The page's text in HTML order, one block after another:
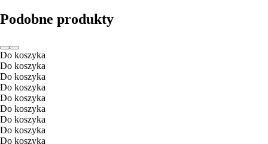
Podobne produkty
Do koszyka
Do koszyka
Do koszyka
Do koszyka
Do koszyka
Do koszyka
Do koszyka
Do koszyka
Do koszyka